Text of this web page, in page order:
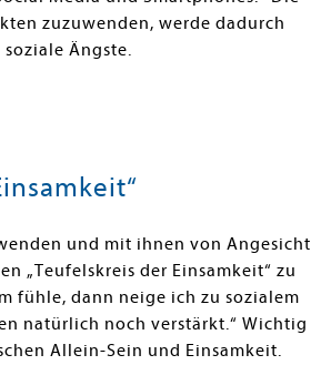
zuzuwenden, werde dadurch
Ängste.
und mit ihnen von Angesicht
„Teufelskreis der Einsamkeit“ zu
fühle, dann neige ich zu sozialem
natürlich noch verstärkt.“ Wichtig
Allein-Sein und Einsamkeit.